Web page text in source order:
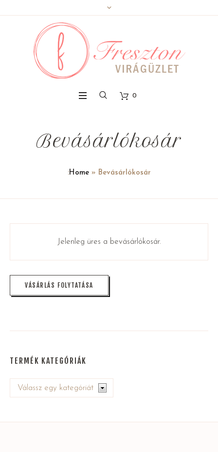
0
Bevásárlókosár
:Home» Bevásárlókosár
Jelenleg üres a bevásárlókosár.
VÁSÁRLÁS FOLYTATÁSA
TERMÉK KATEGÓRIÁK